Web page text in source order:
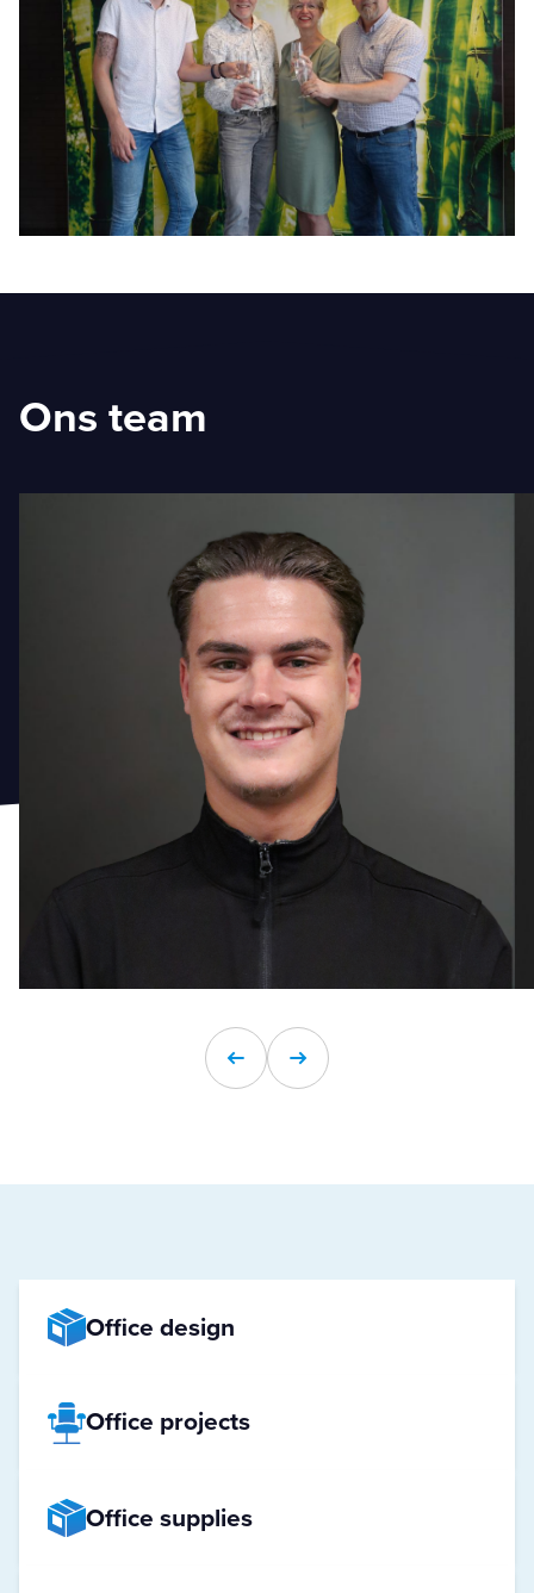
Ons team
Dustin Pruim
Logistiek medewerker
Office design
Office projects
Office supplies